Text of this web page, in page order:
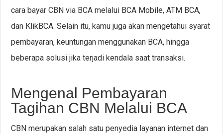
cara bayar CBN via BCA melalui BCA Mobile, ATM BCA,
dan KlikBCA. Selain itu, kamu juga akan mengetahui syarat
pembayaran, keuntungan menggunakan BCA, hingga
beberapa solusi jika terjadi kendala saat transaksi.
Mengenal Pembayaran
Tagihan CBN Melalui BCA
CBN merupakan salah satu penyedia layanan internet dan